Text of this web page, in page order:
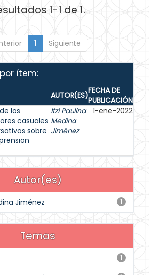
1-1 de 1.
1 Siguiente
ítem:
AUTOR(ES)FECHA DE
PUBLICACIÓN
los
casuales
sobre
Itzi Paulina
Medina
Jiménez
1-ene-2022
Autor(es)
1
Jiménez
Temas
1